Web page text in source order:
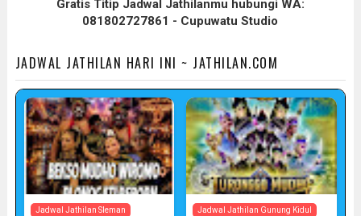
Gratis Titip Jadwal Jathilanmu hubungi WA:
081802727861 - Cupuwatu Studio
JADWAL JATHILAN HARI INI ~ JATHILAN.COM
Jadwal Jathilan Sleman Jadwal Jathilan Gunung Kidul